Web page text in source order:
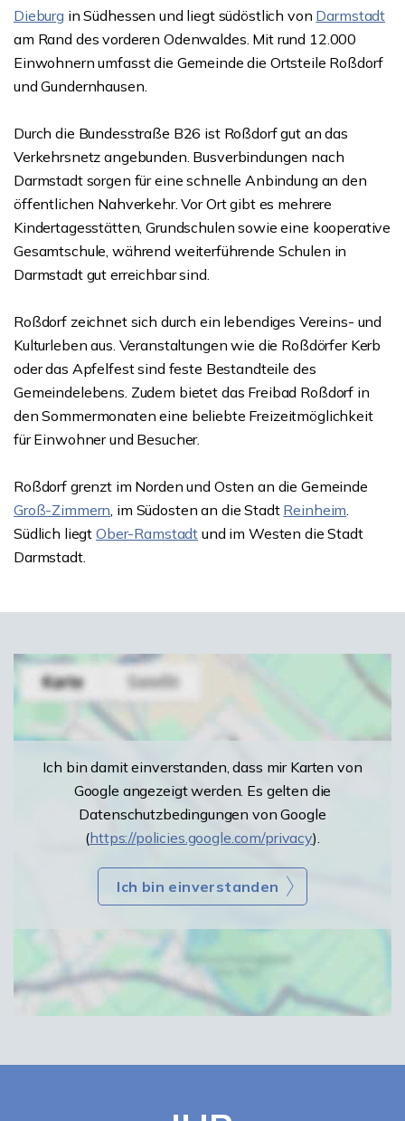
Dieburg in Südhessen und liegt südöstlich von Darmstadt
am Rand des vorderen Odenwaldes. Mit rund 12.000
Einwohnern umfasst die Gemeinde die Ortsteile Roßdorf
und Gundernhausen.
Durch die Bundesstraße B26 ist Roßdorf gut an das
Verkehrsnetz angebunden. Busverbindungen nach
Darmstadt sorgen für eine schnelle Anbindung an den
öffentlichen Nahverkehr. Vor Ort gibt es mehrere
Kindertagesstätten, Grundschulen sowie eine kooperative
Gesamtschule, während weiterführende Schulen in
Darmstadt gut erreichbar sind.
Roßdorf zeichnet sich durch ein lebendiges Vereins- und
Kulturleben aus. Veranstaltungen wie die Roßdörfer Kerb
oder das Apfelfest sind feste Bestandteile des
Gemeindelebens. Zudem bietet das Freibad Roßdorf in
den Sommermonaten eine beliebte Freizeitmöglichkeit
für Einwohner und Besucher.
Roßdorf grenzt im Norden und Osten an die Gemeinde
Groß-Zimmern, im Südosten an die Stadt Reinheim.
Südlich liegt Ober-Ramstadt und im Westen die Stadt
Darmstadt.
Ich bin damit einverstanden, dass mir Karten von
Google angezeigt werden. Es gelten die
Datenschutzbedingungen von Google
(https://policies.google.com/privacy).
Ich bin einverstanden